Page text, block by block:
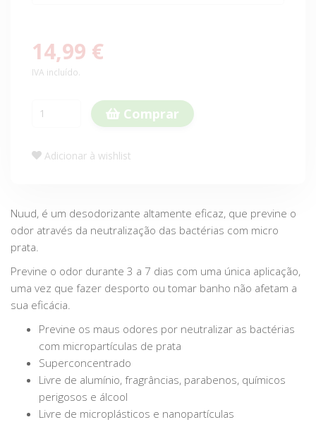
14,99 €
IVA incluído.
Comprar
Adicionar à wishlist
Nuud, é um desodorizante altamente eficaz, que previne o
odor através da neutralização das bactérias com micro
prata.
Previne o odor durante 3 a 7 dias com uma única aplicação,
uma vez que fazer desporto ou tomar banho não afetam a
sua eficácia.
Previne os maus odores por neutralizar as bactérias
com micropartículas de prata
Superconcentrado
Livre de alumínio, fragrâncias, parabenos, químicos
perigosos e álcool
Livre de microplásticos e nanopartículas